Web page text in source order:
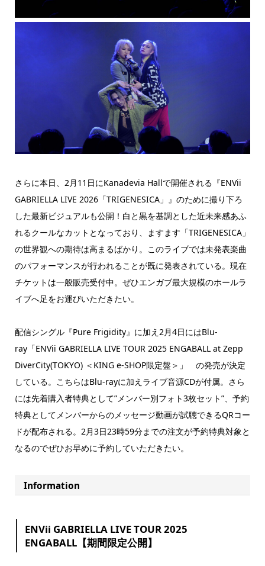
さらに本日、2月11日にKanadevia Hallで開催される『ENVii
GABRIELLA LIVE 2026「TRIGENESICA」』のために撮り下ろ
した最新ビジュアルも公開！白と黒を基調とした近未来感あふ
れるクールなカットとなっており、ますます「TRIGENESICA」
の世界観への期待は高まるばかり。このライブでは未発表楽曲
のパフォーマンスが行われることが既に発表されている。現在
チケットは一般販売受付中。ぜひエンガブ最大規模のホールラ
イブへ足をお運びいただきたい。
配信シングル『Pure Frigidity』に加え2月4日にはBlu-
ray「ENVii GABRIELLA LIVE TOUR 2025 ENGABALL at Zepp
DiverCity(TOKYO) ＜KING e-SHOP限定盤＞」 の発売が決定
している。こちらはBlu-rayに加えライブ音源CDが付属。さら
には先着購入者特典として”メンバー別フォト3枚セット”、予約
特典としてメンバーからのメッセージ動画が試聴できるQRコー
ドが配布される。2月3日23時59分までの注文が予約特典対象と
なるのでぜひお早めに予約していただきたい。
Information
ENVii GABRIELLA LIVE TOUR 2025
ENGABALL【期間限定公開】